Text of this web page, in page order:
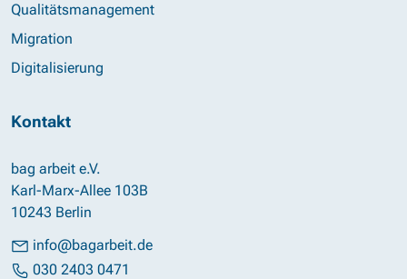
Qualitätsmanagement
Migration
Digitalisierung
Kontakt
bag arbeit e.V.
Karl-Marx-Allee 103B
10243 Berlin
info@bagarbeit.de
030 2403 0471